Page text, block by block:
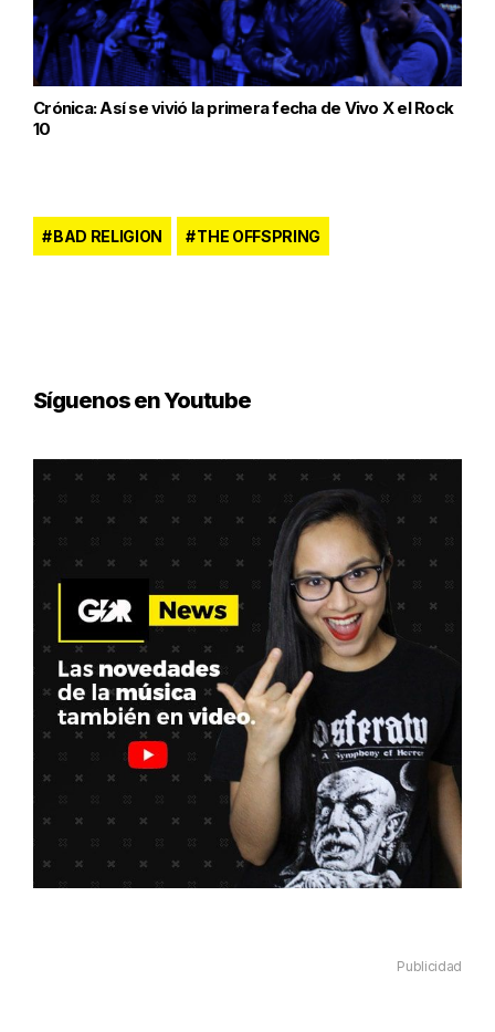
Crónica: Así se vivió la primera fecha de Vivo X el Rock
10
BAD RELIGION THE OFFSPRING
Síguenos en Youtube
Publicidad